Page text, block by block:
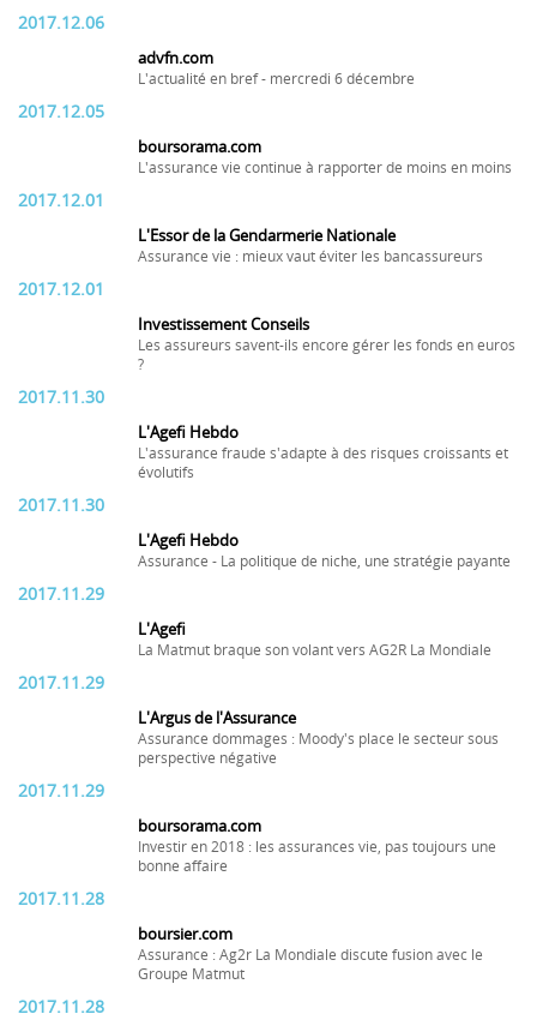
2017.12.06
advfn.com
L'actualité en bref - mercredi 6 décembre
2017.12.05
boursorama.com
L'assurance vie continue à rapporter de moins en moins
2017.12.01
L'Essor de la Gendarmerie Nationale
Assurance vie : mieux vaut éviter les bancassureurs
2017.12.01
Investissement Conseils
Les assureurs savent-ils encore gérer les fonds en euros
?
2017.11.30
L'Agefi Hebdo
L'assurance fraude s'adapte à des risques croissants et
évolutifs
2017.11.30
L'Agefi Hebdo
Assurance - La politique de niche, une stratégie payante
2017.11.29
L'Agefi
La Matmut braque son volant vers AG2R La Mondiale
2017.11.29
L'Argus de l'Assurance
Assurance dommages : Moody's place le secteur sous
perspective négative
2017.11.29
boursorama.com
Investir en 2018 : les assurances vie, pas toujours une
bonne affaire
2017.11.28
boursier.com
Assurance : Ag2r La Mondiale discute fusion avec le
Groupe Matmut
2017.11.28